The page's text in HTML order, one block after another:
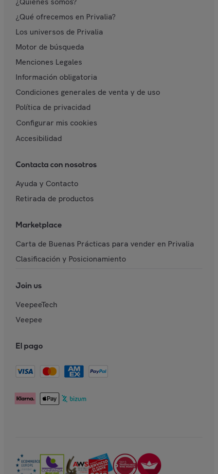
¿Qué ofrecemos en Privalia?
Los universos de Privalia
Motor de búsqueda
Menciones Legales
Información obligatoria
Condiciones generales de venta y de uso
Política de privacidad
Configurar mis cookies
Accesibilidad
Contacta con nosotros
Ayuda y Contacto
Retirada de productos
Marketplace
Carta de Buenas Prácticas para vender en Privalia
Clasificación y Posicionamiento
Join us
VeepeeTech
Veepee
El pago